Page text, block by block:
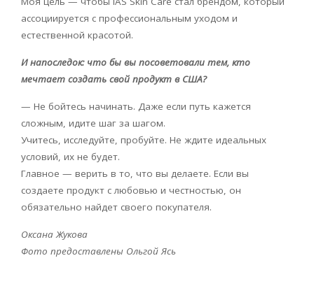
ассоциируется с профессиональным уходом и
естественной красотой.
И напоследок: что бы вы посоветовали тем, кто
мечтает создать свой продукт в США?
— Не бойтесь начинать. Даже если путь кажется
сложным, идите шаг за шагом.
Учитесь, исследуйте, пробуйте. Не ждите идеальных
условий, их не будет.
Главное — верить в то, что вы делаете. Если вы
создаете продукт с любовью и честностью, он
обязательно найдет своего покупателя.
Оксана Жукова
Фото предоставлены Ольгой Ясь